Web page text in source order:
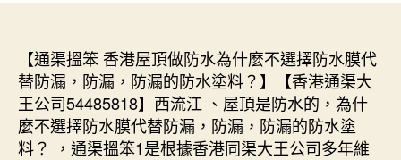
【通渠搵笨 香港屋頂做防水為什麼不選擇防水膜代
替防漏，防漏，防漏的防水塗料？】【香港通渠大
王公司54485818】西流江 、屋頂是防水的，為什
麼不選擇防水膜代替防漏，防漏，防漏的防水塗
料？ ，通渠搵笨1是根據香港同渠大王公司多年維